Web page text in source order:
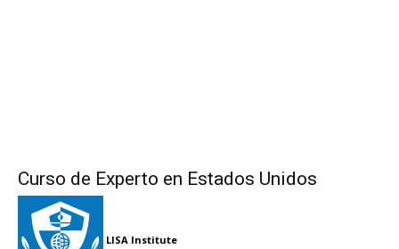
Curso de Experto en Estados Unidos
LISA Institute